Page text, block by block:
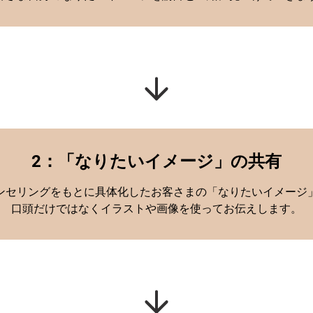
2：「なりたいイメージ」の共有
セリングをもとに具体化したお客さまの「なりたいイメージ
口頭だけではなくイラストや画像を使ってお伝えします。